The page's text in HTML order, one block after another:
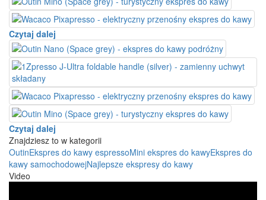
Czytaj dalej
Czytaj dalej
Znajdziesz to w kategorii
OutinEkspres do kawy espressoMini ekspres do kawyEkspres do
kawy samochodowejNajlepsze ekspresy do kawy
Video